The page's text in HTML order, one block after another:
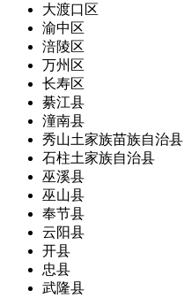
大渡口区
渝中区
涪陵区
万州区
长寿区
綦江县
潼南县
秀山土家族苗族自治县
石柱土家族自治县
巫溪县
巫山县
奉节县
云阳县
开县
忠县
武隆县